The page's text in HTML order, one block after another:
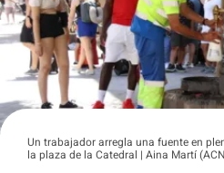
Un trabajador arregla una fuente en
la plaza de la Catedral | Aina Martí